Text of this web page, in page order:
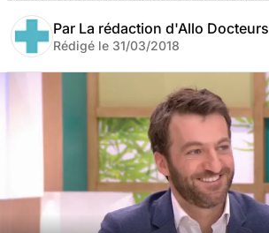
Par La rédaction d'Allo Docteurs
Rédigé le 31/03/2018